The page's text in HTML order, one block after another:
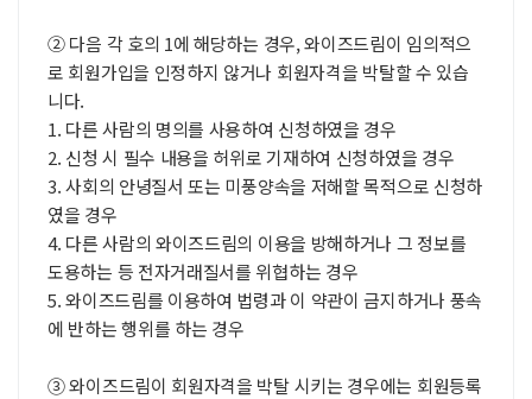
② 다음 각 호의 1에 해당하는 경우, 와이즈드림이 임의적으
로 회원가입을 인정하지 않거나 회원자격을 박탈할 수 있습
니다.
1. 다른 사람의 명의를 사용하여 신청하였을 경우
2. 신청 시 필수 내용을 허위로 기재하여 신청하였을 경우
3. 사회의 안녕질서 또는 미풍양속을 저해할 목적으로 신청하
였을 경우
4. 다른 사람의 와이즈드림의 이용을 방해하거나 그 정보를
도용하는 등 전자거래질서를 위협하는 경우
5. 와이즈드림를 이용하여 법령과 이 약관이 금지하거나 풍속
에 반하는 행위를 하는 경우
③ 와이즈드림이 회원자격을 박탈 시키는 경우에는 회원등록